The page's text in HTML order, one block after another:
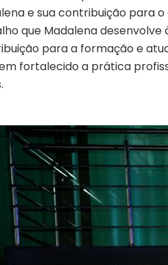
e sua contribuição para
que Madalena desenvolve
para a formação e
fortalecido a prática